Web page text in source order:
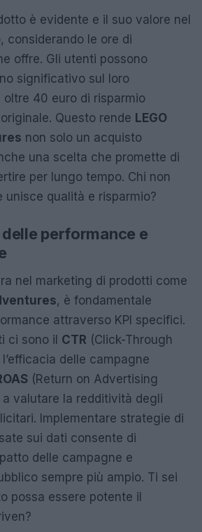
è evidente e il suo valore nel
considerando le ore di
offre. Gli utenti possono
significativo sul loro
40 euro di risparmio
Questo rende LEGO
non solo un acquisto
una scelta che promette di
per lungo tempo. Chi non
unisce qualità e risparmio?
performance e
nel marketing di prodotti come
, è fondamentale
attraverso KPI specifici.
ci sono il CTR (Click-Through
delle campagne
(Return on Advertising
valutare la redditività degli
Implementare strategie di
sui dati consente di
delle campagne e
sempre più ampio. Ti sei
possa essere potente il